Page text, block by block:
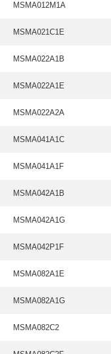
MSMA012M1A
MSMA021C1E
MSMA022A1B
MSMA022A1E
MSMA022A2A
MSMA041A1C
MSMA041A1F
MSMA042A1B
MSMA042A1G
MSMA042P1F
MSMA082A1E
MSMA082A1G
MSMA082C2